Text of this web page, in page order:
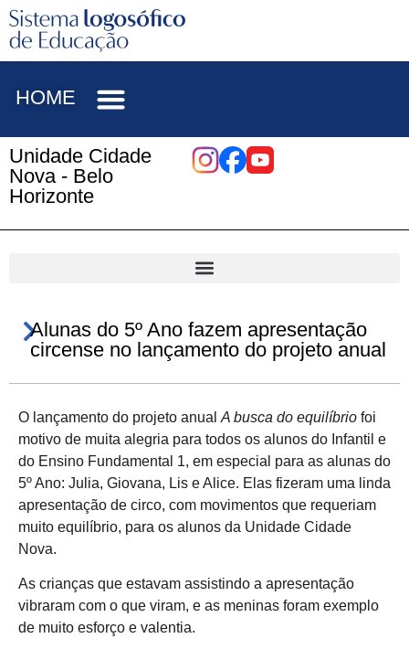
HOME
Unidade Cidade
Nova - Belo
Horizonte
Alunas do 5º Ano fazem apresentação
circense no lançamento do projeto anual
O lançamento do projeto anual A busca do equilíbrio foi
motivo de muita alegria para todos os alunos do Infantil e
do Ensino Fundamental 1, em especial para as alunas do
5º Ano: Julia, Giovana, Lis e Alice. Elas fizeram uma linda
apresentação de circo, com movimentos que requeriam
muito equilíbrio, para os alunos da Unidade Cidade
Nova.
As crianças que estavam assistindo a apresentação
vibraram com o que viram, e as meninas foram exemplo
de muito esforço e valentia.